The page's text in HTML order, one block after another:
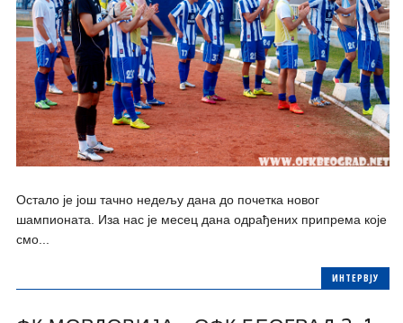
Остало је још тачно недељу дана до почетка новог
шампионата. Иза нас је месец дана одрађених припрема које
смо...
ИНТЕРВЈУ